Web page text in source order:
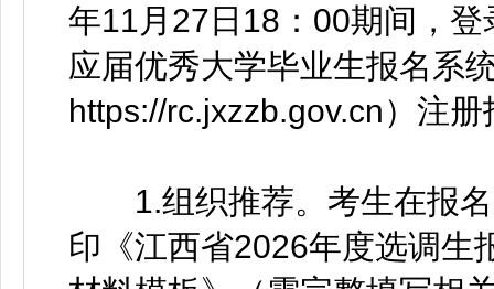
年11月27日18：00期间，
应届优秀大学毕业生报名系
https://rc.jxzzb.gov.cn）注册
1.组织推荐。考生在报名
印《江西省2026年度选调生